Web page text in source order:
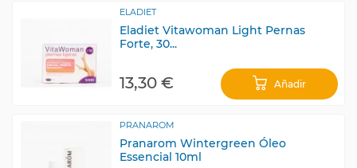
ELADIET
Eladiet Vitawoman Light Pernas
Forte, 30...
13,30 € Añadir
PRANAROM
Pranarom Wintergreen Óleo
Essencial 10ml